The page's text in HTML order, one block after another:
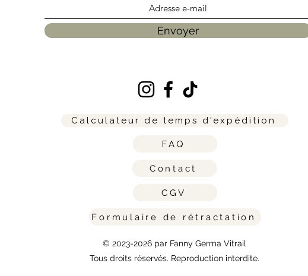
Envoyer
Calculateur de temps d'expédition
FAQ
Contact
CGV
Formulaire de rétractation
© 2023-2026 par Fanny Germa Vitrail
Tous droits réservés. Reproduction interdite.